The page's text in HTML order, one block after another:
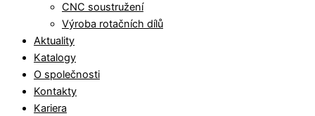
CNC soustružení
Výroba rotačních dílů
Aktuality
Katalogy
O společnosti
Kontakty
Kariera